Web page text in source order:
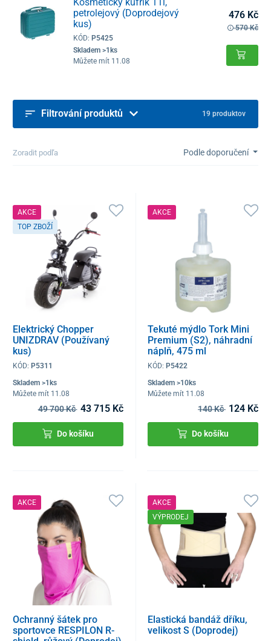
petrolejový (Doprodejový
kus)
KÓD: P5425
Skladem >1ks
Můžete mít 11.08
476 Kč
570 Kč
Filtrování produktů 19 produktov
Zoradit podľa Podle doporučení
AKCE
TOP ZBOŽÍ
Elektrický Chopper
UNIZDRAV (Používaný
kus)
KÓD: P5311
Skladem >1ks
Můžete mít 11.08
49 700 Kč 43 715 Kč
Do košíku
AKCE
Tekuté mýdlo Tork Mini
Premium (S2), náhradní
náplň, 475 ml
(Doprodejový kus)
KÓD:P5422
Skladem >10ks
Můžete mít 11.08
140 Kč 124 Kč
Do košíku
AKCE
Ochranný šátek pro
sportovce RESPILON R-
AKCE
VÝPRODEJ
Elastická bandáž dříku,
velikost S (Doprodej)